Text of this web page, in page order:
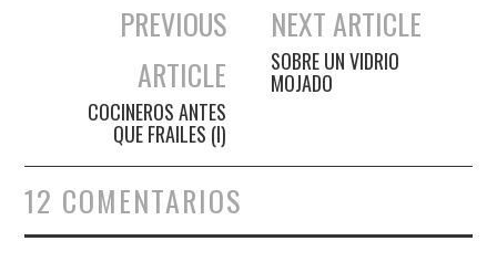
Navegación de entradas
PREVIOUS
ARTICLE
COCINEROS ANTES
QUE FRAILES (I)
NEXT ARTICLE
SOBRE UN VIDRIO
MOJADO
12 COMENTARIOS